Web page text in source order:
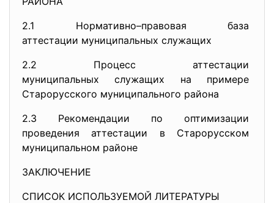
2.1 Нормативно–правовая база
аттестации муниципальных служащих
2.2 Процесс аттестации
муниципальных служащих на примере
Старорусского муниципального района
2.3 Рекомендации по оптимизации
проведения аттестации в Старорусском
муниципальном районе
ЗАКЛЮЧЕНИЕ
СПИСОК ИСПОЛЬЗУЕМОЙ ЛИТЕРАТУРЫ